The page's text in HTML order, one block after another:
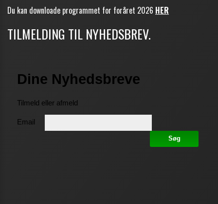
Du kan downloade programmet for foråret 2026 HER
TILMELDING TIL NYHEDSBREV.